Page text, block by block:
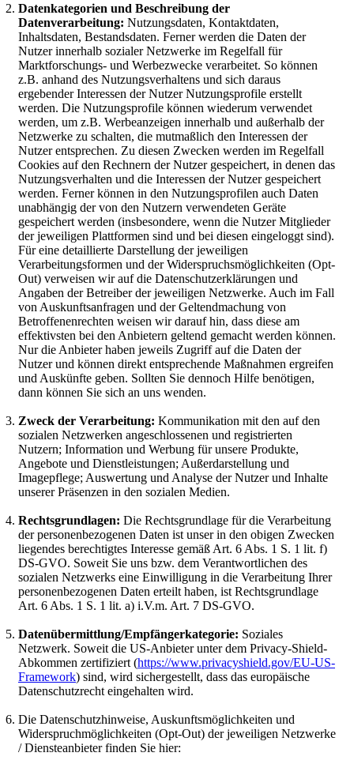
Datenkategorien und Beschreibung der
Datenverarbeitung: Nutzungsdaten, Kontaktdaten,
Inhaltsdaten, Bestandsdaten. Ferner werden die Daten der
Nutzer innerhalb sozialer Netzwerke im Regelfall für
Marktforschungs- und Werbezwecke verarbeitet. So können
z.B. anhand des Nutzungsverhaltens und sich daraus
ergebender Interessen der Nutzer Nutzungsprofile erstellt
werden. Die Nutzungsprofile können wiederum verwendet
werden, um z.B. Werbeanzeigen innerhalb und außerhalb der
Netzwerke zu schalten, die mutmaßlich den Interessen der
Nutzer entsprechen. Zu diesen Zwecken werden im Regelfall
Cookies auf den Rechnern der Nutzer gespeichert, in denen das
Nutzungsverhalten und die Interessen der Nutzer gespeichert
werden. Ferner können in den Nutzungsprofilen auch Daten
unabhängig der von den Nutzern verwendeten Geräte
gespeichert werden (insbesondere, wenn die Nutzer Mitglieder
der jeweiligen Plattformen sind und bei diesen eingeloggt sind).
Für eine detaillierte Darstellung der jeweiligen
Verarbeitungsformen und der Widerspruchsmöglichkeiten (Opt-
Out) verweisen wir auf die Datenschutzerklärungen und
Angaben der Betreiber der jeweiligen Netzwerke. Auch im Fall
von Auskunftsanfragen und der Geltendmachung von
Betroffenenrechten weisen wir darauf hin, dass diese am
effektivsten bei den Anbietern geltend gemacht werden können.
Nur die Anbieter haben jeweils Zugriff auf die Daten der
Nutzer und können direkt entsprechende Maßnahmen ergreifen
und Auskünfte geben. Sollten Sie dennoch Hilfe benötigen,
dann können Sie sich an uns wenden.
Zweck der Verarbeitung: Kommunikation mit den auf den
sozialen Netzwerken angeschlossenen und registrierten
Nutzern; Information und Werbung für unsere Produkte,
Angebote und Dienstleistungen; Außerdarstellung und
Imagepflege; Auswertung und Analyse der Nutzer und Inhalte
unserer Präsenzen in den sozialen Medien.
Rechtsgrundlagen: Die Rechtsgrundlage für die Verarbeitung
der personenbezogenen Daten ist unser in den obigen Zwecken
liegendes berechtigtes Interesse gemäß Art. 6 Abs. 1 S. 1 lit. f)
DS-GVO. Soweit Sie uns bzw. dem Verantwortlichen des
sozialen Netzwerks eine Einwilligung in die Verarbeitung Ihrer
personenbezogenen Daten erteilt haben, ist Rechtsgrundlage
Art. 6 Abs. 1 S. 1 lit. a) i.V.m. Art. 7 DS-GVO.
Datenübermittlung/Empfängerkategorie: Soziales
Netzwerk. Soweit die US-Anbieter unter dem Privacy-Shield-
Abkommen zertifiziert (https://www.privacyshield.gov/EU-US-
Framework) sind, wird sichergestellt, dass das europäische
Datenschutzrecht eingehalten wird.
Die Datenschutzhinweise, Auskunftsmöglichkeiten und
Widerspruchmöglichkeiten (Opt-Out) der jeweiligen Netzwerke
/ Diensteanbieter finden Sie hier: